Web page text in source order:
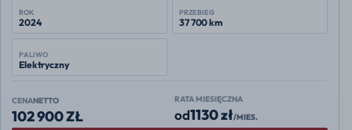
ROK
2024
PRZEBIEG
37 700 km
PALIWO
Elektryczny
CENANETTO
102 900 ZŁ
RATA MIESIĘCZNA
od1130 zł/MIES.